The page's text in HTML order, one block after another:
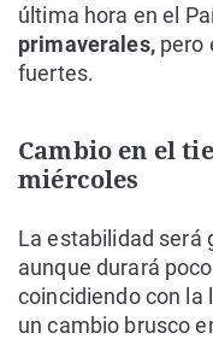
última hora en el
primaverales,pero
fuertes.
Cambio en el
miércoles
La estabilidad será
aunque durará
coincidiendo con la
un cambio brusco